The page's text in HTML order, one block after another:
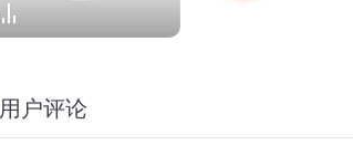
用户评论